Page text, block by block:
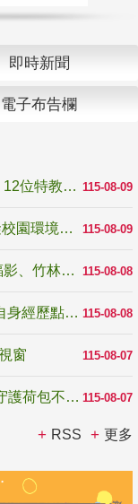
即時新聞
電子布告欄
115-08-09
青年百億海外圓夢基金計畫「無礙征途」 12位特教與弱勢青年勇闖西班牙 跨越感官限制見證生命蛻變
115-08-09
國教署補助22縣市積極推動「改善無障礙校園環境計畫」 打造友善、安全、無礙學習空間
115-08-08
青年壯遊點精選夏夜限定避暑提案 漫天蝠影、竹林尋蛙、茶香夜觀 邀青年暮色出發
115-08-08
教育家人物典範 發明大王林永禎教授 用自身經歷點亮學生的路
115-08-07
115-08-07
反詐騙宣導_防詐有道，霹靂布袋戲陪你守護荷包不受騙
RSS 更多